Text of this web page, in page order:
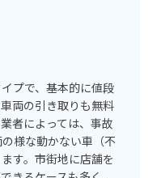
プで、基本的に値段
両の引き取りも無料
者によっては、事故
様な動かない車（不
す。市街地に店舗を